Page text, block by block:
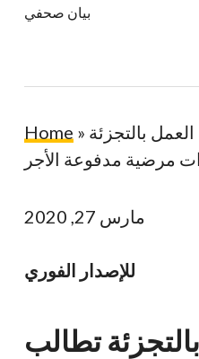
بيان صحفي
Home » بالتجزئة
مرضية مدفوعة الأجر
مارس 27, 2020
للإصدار الفوري
تطالب